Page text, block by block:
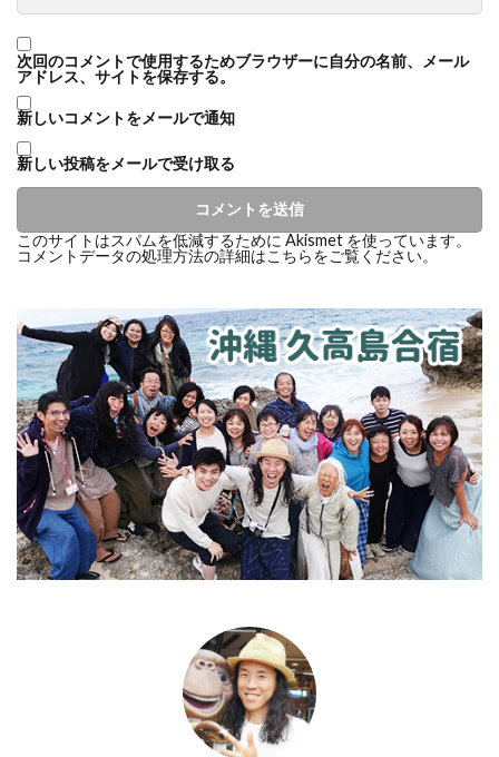
次回のコメントで使用するためブラウザーに自分の名前、メール
アドレス、サイトを保存する。
新しいコメントをメールで通知
新しい投稿をメールで受け取る
このサイトはスパムを低減するために Akismet を使っています。
コメントデータの処理方法の詳細はこちらをご覧ください。